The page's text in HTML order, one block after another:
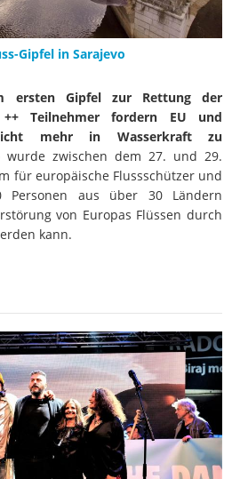
Gipfel in Sarajevo
ersten Gipfel zur Rettung der
++ Teilnehmer fordern EU und
mehr in Wasserkraft zu
wurde zwischen dem 27. und 29.
für europäische Flussschützer und
Personen aus über 30 Ländern
von Europas Flüssen durch
kann.